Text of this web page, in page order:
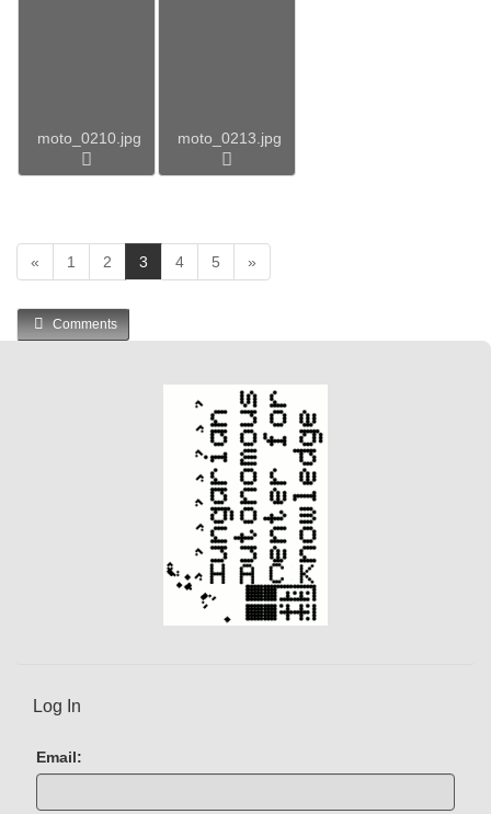
moto_0210.jpg moto_0213.jpg
« 1 2 3
c
4 5 »
Comments
Log In
Email: